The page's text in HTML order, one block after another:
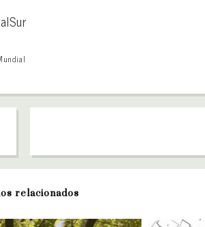
relacionados